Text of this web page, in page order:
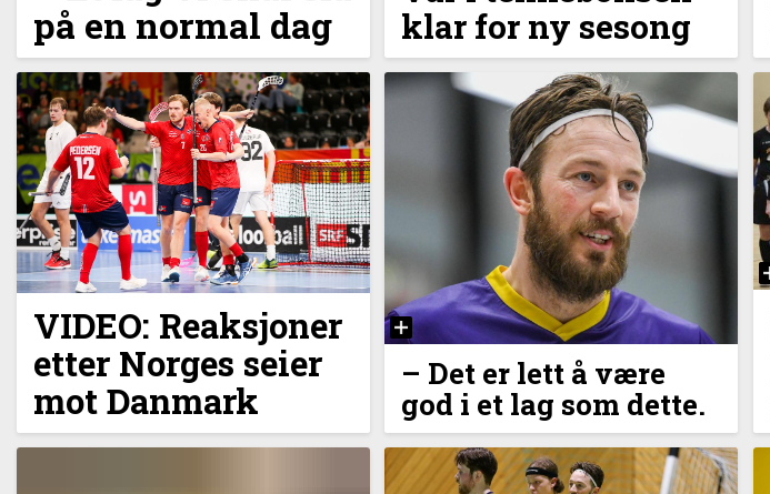
på en normal dag
klar for ny sesong
VIDEO: Reaksjoner
etter Norges seier
mot Danmark
–⁠ Det er lett å være
god i et lag som dette.